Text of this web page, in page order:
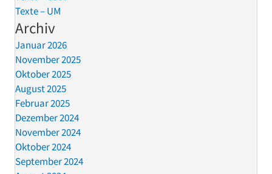
Texte – UM
Archiv
Januar 2026
November 2025
Oktober 2025
August 2025
Februar 2025
Dezember 2024
November 2024
Oktober 2024
September 2024